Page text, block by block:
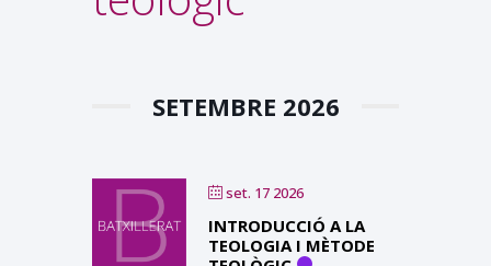
SETEMBRE 2026
set. 17 2026
INTRODUCCIÓ A LA
TEOLOGIA I MÈTODE